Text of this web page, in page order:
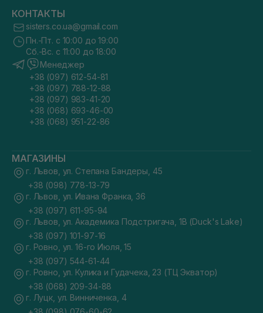
КОНТАКТЫ
sisters.co.ua@gmail.com
Пн.-Пт. с 10:00 до 19:00
Сб.-Вс. с 11:00 до 18:00
Менеджер
+38 (097) 612-54-81
+38 (097) 788-12-88
+38 (097) 983-41-20
+38 (068) 693-46-00
+38 (068) 951-22-86
МАГАЗИНЫ
г. Львов, ул. Степана Бандеры, 45
+38 (098) 778-13-79
г. Львов, ул. Ивана Франка, 36
+38 (097) 611-95-94
г. Львов, ул. Академика Подстригача, 1В (Duck's Lake)
+38 (097) 101-97-16
г. Ровно, ул. 16-го Июля, 15
+38 (097) 544-61-44
г. Ровно, ул. Кулика и Гудачека, 23 (ТЦ Экватор)
+38 (068) 209-34-88
г. Луцк, ул. Винниченка, 4